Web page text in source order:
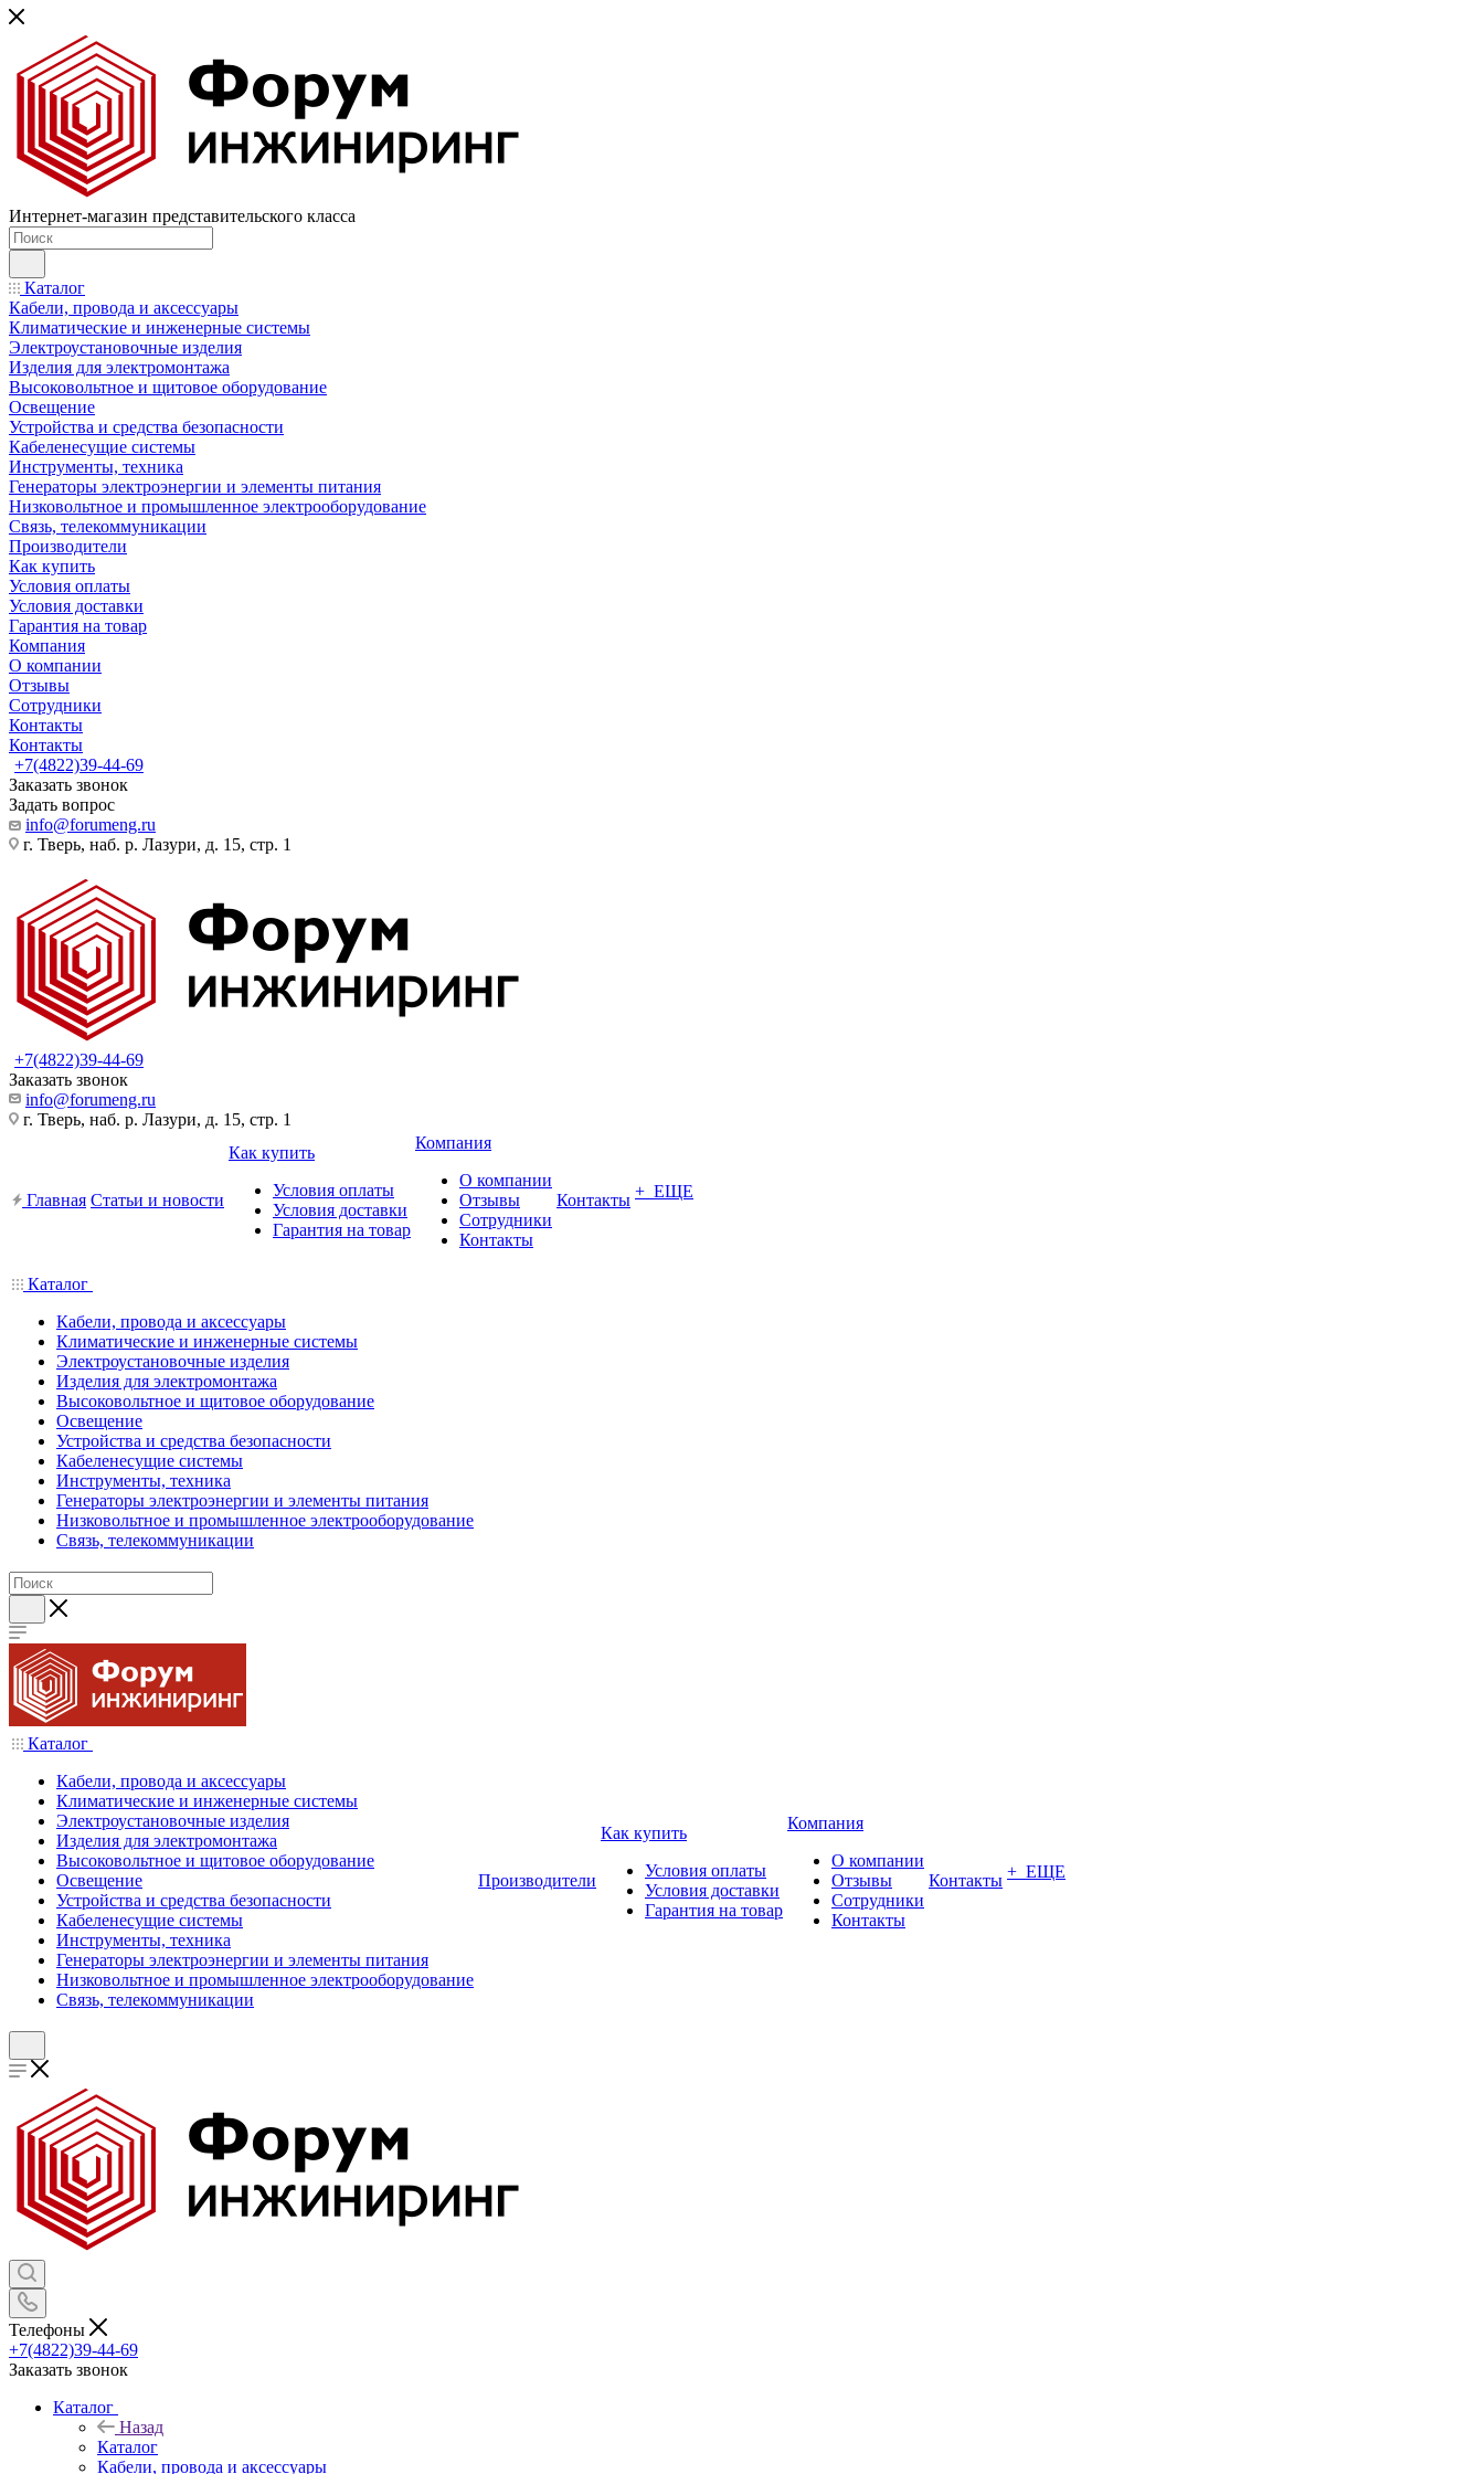
Интернет-магазин представительского класса
Каталог
Кабели, провода и аксессуары
Климатические и инженерные системы
Электроустановочные изделия
Изделия для электромонтажа
Высоковольтное и щитовое оборудование
Освещение
Устройства и средства безопасности
Кабеленесущие системы
Инструменты, техника
Генераторы электроэнергии и элементы питания
Низковольтное и промышленное электрооборудование
Связь, телекоммуникации
Производители
Как купить
Условия оплаты
Условия доставки
Гарантия на товар
Компания
О компании
Отзывы
Сотрудники
Контакты
Контакты
+7(4822)39-44-69
Заказать звонок
Задать вопрос
info@forumeng.ru
г. Тверь, наб. р. Лазури, д. 15, стр. 1
+7(4822)39-44-69
Заказать звонок
info@forumeng.ru
г. Тверь, наб. р. Лазури, д. 15, стр. 1
Главная Статьи и новости
Как купить
Условия оплаты
Условия доставки
Гарантия на товар
Компания
О компании
Отзывы
Сотрудники
Контакты
Контакты + ЕЩЕ
Каталог
Кабели, провода и аксессуары
Климатические и инженерные системы
Электроустановочные изделия
Изделия для электромонтажа
Высоковольтное и щитовое оборудование
Освещение
Устройства и средства безопасности
Кабеленесущие системы
Инструменты, техника
Генераторы электроэнергии и элементы питания
Низковольтное и промышленное электрооборудование
Связь, телекоммуникации
Каталог
Кабели, провода и аксессуары
Климатические и инженерные системы
Электроустановочные изделия
Изделия для электромонтажа
Высоковольтное и щитовое оборудование
Освещение
Устройства и средства безопасности
Кабеленесущие системы
Инструменты, техника
Генераторы электроэнергии и элементы питания
Низковольтное и промышленное электрооборудование
Связь, телекоммуникации
Производители
Как купить
Условия оплаты
Условия доставки
Гарантия на товар
Компания
О компании
Отзывы
Сотрудники
Контакты
Контакты + ЕЩЕ
Телефоны
+7(4822)39-44-69
Заказать звонок
Каталог
Назад
Каталог
Кабели, провода и аксессуары